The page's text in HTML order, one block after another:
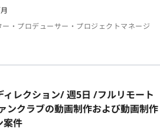
・プロデューサー・プロジェクトマネージ
ィレクション/ 週5日 /フルリモート
ンクラブの動画制作および動画制作
案件